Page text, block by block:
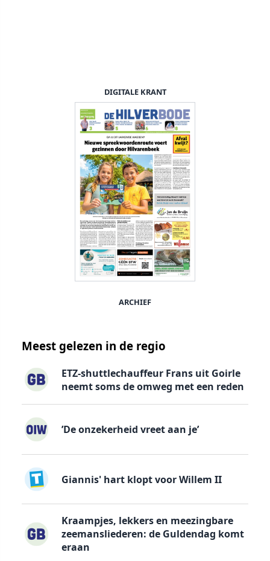
DIGITALE KRANT
ARCHIEF
Meest gelezen in de regio
ETZ-shuttlechauffeur Frans uit Goirle
neemt soms de omweg met een reden
’De onzekerheid vreet aan je’
Giannis' hart klopt voor Willem II
Kraampjes, lekkers en meezingbare
zeemansliederen: de Guldendag komt
eraan